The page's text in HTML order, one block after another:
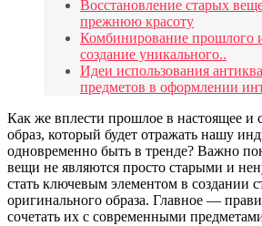
Восстановление старых
прежнюю красоту
Комбинирование прошлого
создание уникального..
Идеи использования
предметов в оформлении
Как же вплести прошлое в настоящее и
образ, который будет отражать нашу
одновременно быть в тренде? Важно
вещи не являются просто старыми и
стать ключевым элементом в создании
оригинального образа. Главное —
сочетать их с современными